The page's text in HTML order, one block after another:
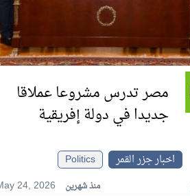
مصر تدرس مشروعا عملاقا
جديدا في دولة إفريقية
اخبار جزر القمر
Politics
24, 2026
منذ شهرين